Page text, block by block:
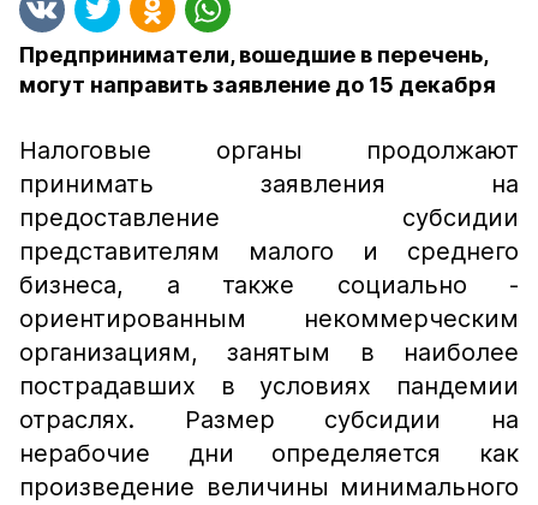
Предприниматели, вошедшие в перечень,
могут направить заявление до 15 декабря
Налоговые органы продолжают
принимать заявления на
предоставление субсидии
представителям малого и среднего
бизнеса, а также социально -
ориентированным некоммерческим
организациям, занятым в наиболее
пострадавших в условиях пандемии
отраслях. Размер субсидии на
нерабочие дни определяется как
произведение величины минимального